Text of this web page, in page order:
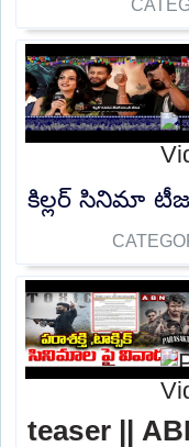
కిల్లర్ సినిమా
teaser ||